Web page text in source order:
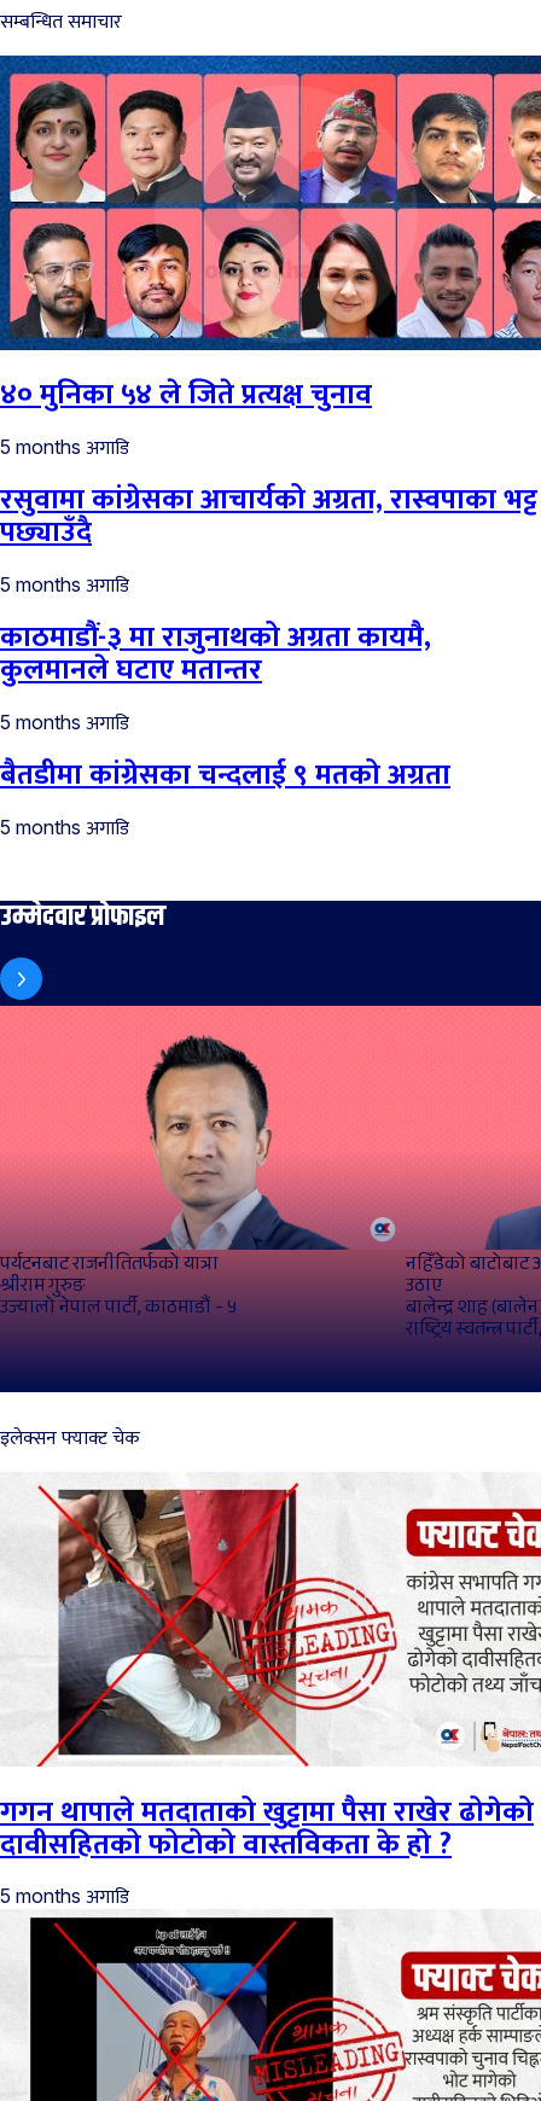
सम्बन्धित समाचार
४० मुनिका ५४ ले जिते प्रत्यक्ष चुनाव
5 months अगाडि
रसुवामा कांग्रेसका आचार्यको अग्रता, रास्वपाका भट्ट
पछ्याउँदै
5 months अगाडि
काठमाडौं-३ मा राजुनाथको अग्रता कायमै,
कुलमानले घटाए मतान्तर
5 months अगाडि
बैतडीमा कांग्रेसका चन्दलाई ९ मतको अग्रता
5 months अगाडि
उम्मेदवार प्रोफाइल
पर्यटनबाट राजनीतितर्फको यात्रा
श्रीराम गुरुङ
उज्यालो नेपाल पार्टी, काठमाडौं - ५
नहिँडेको
उठाए
बालेन्द्र शाह
राष्ट्रिय स्वतन्त्र
इलेक्सन फ्याक्ट चेक
गगन थापाले मतदाताको खुट्टामा पैसा राखेर ढोगेको
दावीसहितको फोटोको वास्तविकता के हो ?
5 months अगाडि